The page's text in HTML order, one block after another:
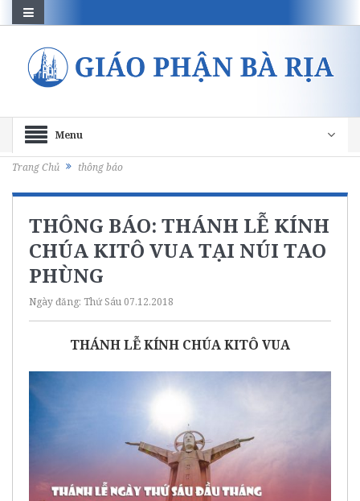
Menu
Trang Chủ thông báo
THÔNG BÁO: THÁNH LỄ KÍNH
CHÚA KITÔ VUA TẠI NÚI TAO
PHÙNG
Ngày đăng: Thứ Sáu 07.12.2018
THÁNH LỄ KÍNH CHÚA KITÔ VUA